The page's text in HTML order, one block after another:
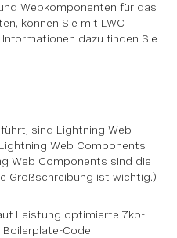
Webkomponenten für das
können Sie mit LWC
dazu finden Sie
sind Lightning Web
Web Components
Web Components sind die
Großschreibung ist wichtig.)
Leistung optimierte 7kb-
Code.